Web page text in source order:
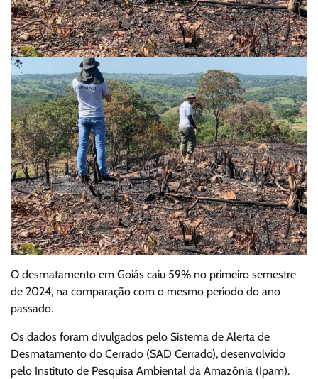
O desmatamento em Goiás caiu 59% no primeiro semestre
de 2024, na comparação com o mesmo período do ano
passado.
Os dados foram divulgados pelo Sistema de Alerta de
Desmatamento do Cerrado (SAD Cerrado), desenvolvido
pelo Instituto de Pesquisa Ambiental da Amazônia (Ipam).